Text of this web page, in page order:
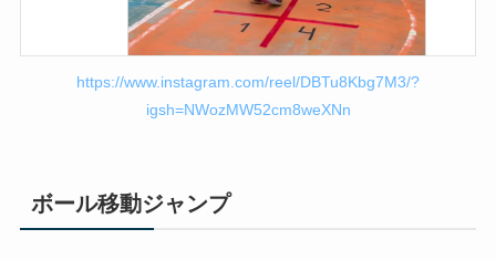
https://www.instagram.com/reel/DBTu8Kbg7M3/?
igsh=NWozMW52cm8weXNn
ボール移動ジャンプ